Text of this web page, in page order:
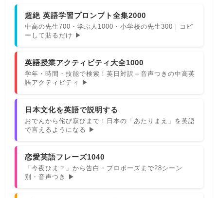
超絶 英語学習プロンプト全集2000
中高の先生700・学ぶ人1000・小学校の先生300｜コピ
ーして貼るだけ ▶
英語授業アクティビティ大全1000
学年・時間・技能で検索！英日対訳＋音声つきの中高英
語アクティビティ ▶
日本文化を英語で説明する
おでんから侘び寂びまで！日本の「あたりまえ」を英語
で言えるようになる ▶
恋愛英語フレーズ1040
「今夜ひま？」から告白・プロポーズまで28シーン
別・音声つき ▶